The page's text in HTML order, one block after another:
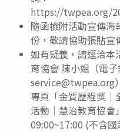
https://twpea.org/
隨函檢附活動宣傳海
份，敬請協助張貼宣
如有疑義，請逕洽本
育協會 陳小姐（電子
service@twpea.org
專頁「金質歷程獎｜
活動｜慧治教育協會
09:00~17:00 (不含國